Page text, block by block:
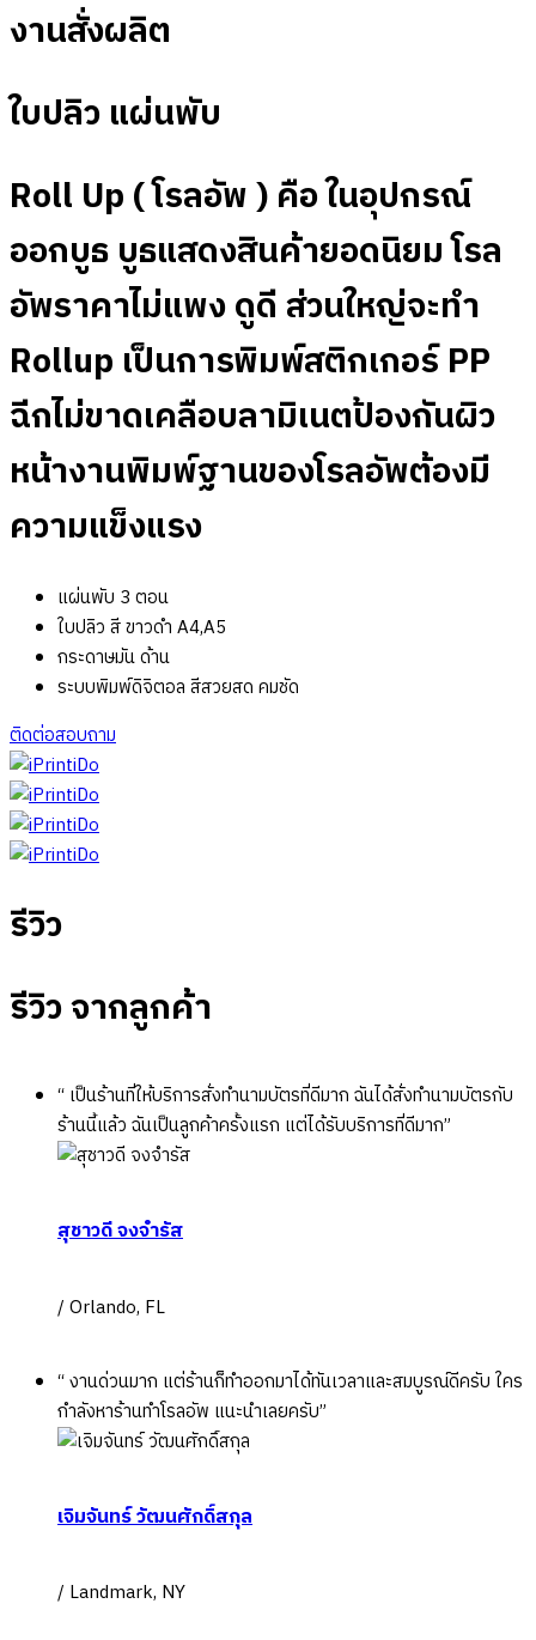
งานสั่งผลิต
ใบปลิว แผ่นพับ
Roll Up ( โรลอัพ ) คือ ในอุปกรณ์
ออกบูธ บูธแสดงสินค้ายอดนิยม โรล
อัพราคาไม่แพง ดูดี ส่วนใหญ่จะทำ
Rollup เป็นการพิมพ์สติกเกอร์ PP
ฉีกไม่ขาดเคลือบลามิเนตป้องกันผิว
หน้างานพิมพ์ฐานของโรลอัพต้องมี
ความแข็งแรง
แผ่นพับ 3 ตอน
ใบปลิว สี ขาวดำ A4,A5
กระดาษมัน ด้าน
ระบบพิมพ์ดิจิตอล สีสวยสด คมชัด
ติดต่อสอบถาม
รีวิว
รีวิวจากลูกค้า
“ เป็นร้านที่ให้บริการสั่งทำนามบัตรที่ดีมาก ฉันได้สั่งทำนามบัตรกับ
ร้านนี้แล้ว ฉันเป็นลูกค้าครั้งแรก แต่ได้รับบริการที่ดีมาก”
สุชาวดี จงจำรัส
/ Orlando, FL
“ งานด่วนมาก แต่ร้านก็ทำออกมาได้ทันเวลาและสมบูรณ์ดีครับ ใคร
กำลังหาร้านทำโรลอัพ แนะนำเลยครับ”
เจิมจันทร์ วัฒนศักดิ์สกุล
/ Landmark, NY